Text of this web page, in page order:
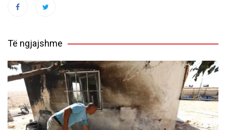
Të ngjajshme